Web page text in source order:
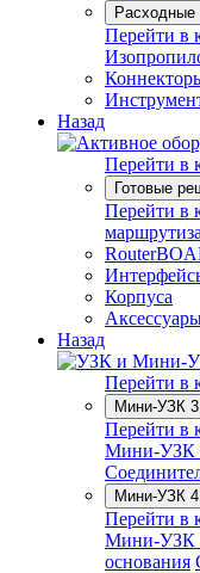
Расходные
Перейти в
Назад
Перейти в
Готовые
Перейти в
Корпуса
Назад
Перейти в
Мини-УЗК
Перейти в
Мини-УЗК
Мини-УЗК
Перейти в
Мини-УЗК
основания